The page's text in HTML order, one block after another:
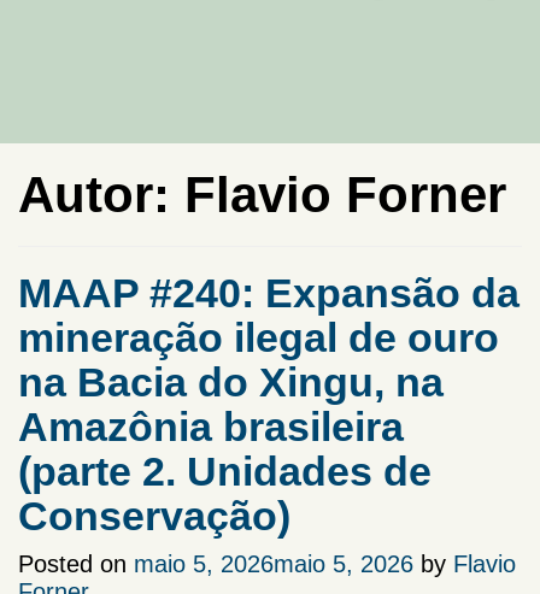
Autor: Flavio Forner
MAAP #240: Expansão da
mineração ilegal de ouro
na Bacia do Xingu, na
Amazônia brasileira
(parte 2. Unidades de
Conservação)
Posted on maio 5, 2026maio 5, 2026 by Flavio